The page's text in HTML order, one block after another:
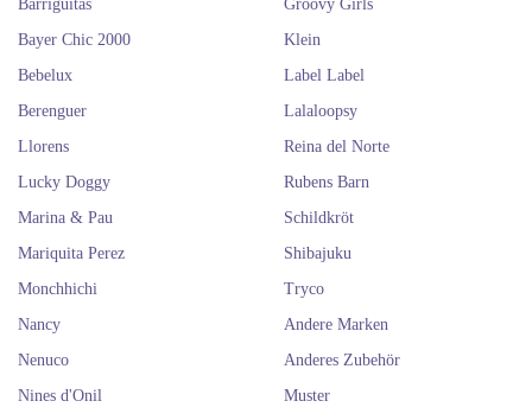
Barriguitas
Bayer Chic 2000
Bebelux
Berenguer
Groovy Girls
Klein
Label Label
Lalaloopsy
Llorens
Lucky Doggy
Marina & Pau
Mariquita Perez
Monchhichi
Nancy
Nenuco
Nines d'Onil
Reina del Norte
Rubens Barn
Schildkröt
Shibajuku
Tryco
Andere Marken
Anderes Zubehör
Muster